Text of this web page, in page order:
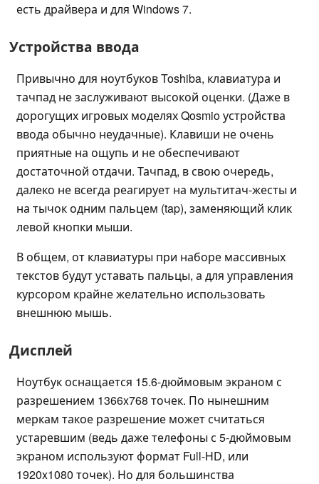
есть драйвера и для Windows 7.
Устройства ввода
Привычно для ноутбуков Toshiba, клавиатура и
тачпад не заслуживают высокой оценки. (Даже в
дорогущих игровых моделях Qosmio устройства
ввода обычно неудачные). Клавиши не очень
приятные на ощупь и не обеспечивают
достаточной отдачи. Тачпад, в свою очередь,
далеко не всегда реагирует на мультитач-жесты и
на тычок одним пальцем (tap), заменяющий клик
левой кнопки мыши.
В общем, от клавиатуры при наборе массивных
текстов будут уставать пальцы, а для управления
курсором крайне желательно использовать
внешнюю мышь.
Дисплей
Ноутбук оснащается 15.6-дюймовым экраном с
разрешением 1366x768 точек. По нынешним
меркам такое разрешение может считаться
устаревшим (ведь даже телефоны с 5-дюймовым
экраном используют формат Full-HD, или
1920x1080 точек). Но для большинства